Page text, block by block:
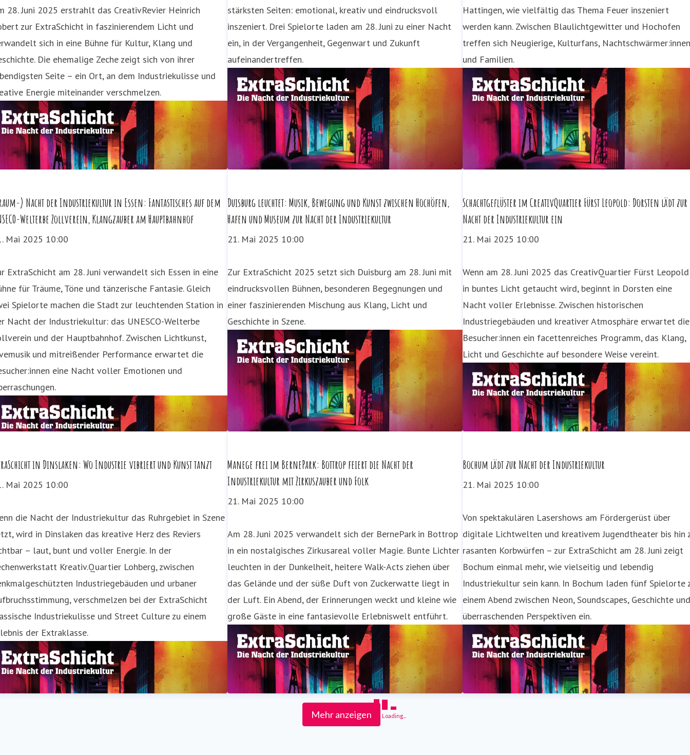
28. Juni 2025 erstrahlt das CreativRevier Heinrich
zur ExtraSchicht in faszinierendem Licht und
sich in eine Bühne für Kultur, Klang und
Die ehemalige Zeche zeigt sich von ihrer
Seite – ein Ort, an dem Industriekulisse und
Energie miteinander verschmelzen.
stärksten Seiten: emotional, kreativ und eindrucksvoll
inszeniert. Drei Spielorte laden am 28. Juni zu einer Nacht
ein, in der Vergangenheit, Gegenwart und Zukunft
aufeinandertreffen.
Hattingen, wie vielfältig das Thema Feuer inszeniert
werden kann. Zwischen Blaulichtgewitter und Hochofen
treffen sich Neugierige, Kulturfans,
und Familien.
) Nacht der Industriekultur in Essen: Fantastisches auf dem
Welterbe Zollverein, Klangzauber am Hauptbahnhof
Mai 2025 10:00
ExtraSchicht am 28. Juni verwandelt sich Essen in eine
für Träume, Töne und tänzerische Fantasie. Gleich
Spielorte machen die Stadt zur leuchtenden Station in
Nacht der Industriekultur: das UNESCO-Welterbe
und der Hauptbahnhof. Zwischen Lichtkunst,
und mitreißender Performance erwartet die
eine Nacht voller Emotionen und
Duisburg leuchtet: Musik, Bewegung und Kunst zwischen Hochöfen,
Hafen und Museum zur Nacht der Industriekultur
21. Mai 2025 10:00
Zur ExtraSchicht 2025 setzt sich Duisburg am 28. Juni mit
eindrucksvollen Bühnen, besonderen Begegnungen und
einer faszinierenden Mischung aus Klang, Licht und
Geschichte in Szene.
Schachtgeflüster im CreativQuartier Fürst Leopold: Dorsten lädt zur
Nacht der Industriekultur ein
21. Mai 2025 10:00
Wenn am 28. Juni 2025 das CreativQuartier Fürst Leopold
in buntes Licht getaucht wird, beginnt in Dorsten eine
Nacht voller Erlebnisse. Zwischen historischen
Industriegebäuden und kreativer Atmosphäre erwartet die
Besucher:innen ein facettenreiches Programm, das Klang,
Licht und Geschichte auf besondere Weise vereint.
in Dinslaken: Wo Industrie vibriert und Kunst tanzt
Mai 2025 10:00
die Nacht der Industriekultur das Ruhrgebiet in Szene
wird in Dinslaken das kreative Herz des Reviers
– laut, bunt und voller Energie. In der
Kreativ.Quartier Lohberg, zwischen
Industriegebäuden und urbaner
verschmelzen bei der ExtraSchicht
Industriekulisse und Street Culture zu einem
der Extraklasse.
Manege frei im BernePark: Bottrop feiert die Nacht der
Industriekultur mit Zirkuszauber und Folk
21. Mai 2025 10:00
Am 28. Juni 2025 verwandelt sich der BernePark in Bottrop
in ein nostalgisches Zirkusareal voller Magie. Bunte Lichter
leuchten in der Dunkelheit, heitere Walk-Acts ziehen über
das Gelände und der süße Duft von Zuckerwatte liegt in
der Luft. Ein Abend, der Erinnerungen weckt und kleine wie
große Gäste in eine fantasievolle Erlebniswelt entführt.
Bochum lädt zur Nacht der Industriekultur
21. Mai 2025 10:00
Von spektakulären Lasershows am Fördergerüst über
digitale Lichtwelten und kreativem Jugendtheater bis hin
rasanten Korbwürfen – zur ExtraSchicht am 28. Juni zeigt
Bochum einmal mehr, wie vielseitig und lebendig
Industriekultur sein kann. In Bochum laden fünf Spielorte
einem Abend zwischen Neon, Soundscapes, Geschichte
überraschenden Perspektiven ein.
Mehr anzeigen Loading...